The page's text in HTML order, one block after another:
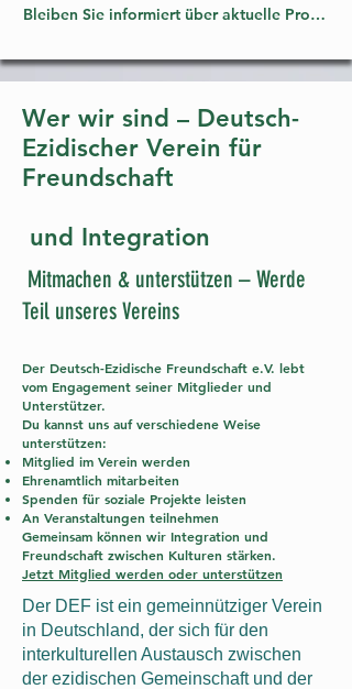
Bleiben Sie informiert über aktuelle
Wer wir sind – Deutsch-
Ezidischer Verein für
Freundschaft
und Integration
Mitmachen & unterstützen – Werde
Teil unseres Vereins
Der Deutsch-Ezidische Freundschaft e.V. lebt
vom Engagement seiner Mitglieder und
Unterstützer.
Du kannst uns auf verschiedene Weise
unterstützen:
Mitglied im Verein werden
Ehrenamtlich mitarbeiten
Spenden für soziale Projekte leisten
An Veranstaltungen teilnehmen
Gemeinsam können wir Integration und
Freundschaft zwischen Kulturen stärken.
Jetzt Mitglied werden oder unterstützen
Der DEF ist ein gemeinnütziger Verein
in Deutschland, der sich für den
interkulturellen Austausch zwischen
der ezidischen Gemeinschaft und der